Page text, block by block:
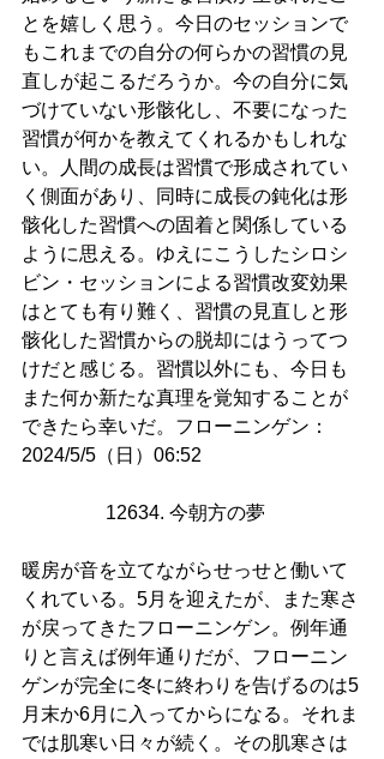
とを嬉しく思う。今日のセッションで
もこれまでの自分の何らかの習慣の見
直しが起こるだろうか。今の自分に気
づけていない形骸化し、不要になった
習慣が何かを教えてくれるかもしれな
い。人間の成長は習慣で形成されてい
く側面があり、同時に成長の鈍化は形
骸化した習慣への固着と関係している
ように思える。ゆえにこうしたシロシ
ビン・セッションによる習慣改変効果
はとても有り難く、習慣の見直しと形
骸化した習慣からの脱却にはうってつ
けだと感じる。習慣以外にも、今日も
また何か新たな真理を覚知することが
できたら幸いだ。フローニンゲン：
2024/5/5（日）06:52
12634. 今朝方の夢
暖房が音を立てながらせっせと働いて
くれている。5月を迎えたが、また寒さ
が戻ってきたフローニンゲン。例年通
りと言えば例年通りだが、フローニン
ゲンが完全に冬に終わりを告げるのは5
月末か6月に入ってからになる。それま
では肌寒い日々が続く。その肌寒さは